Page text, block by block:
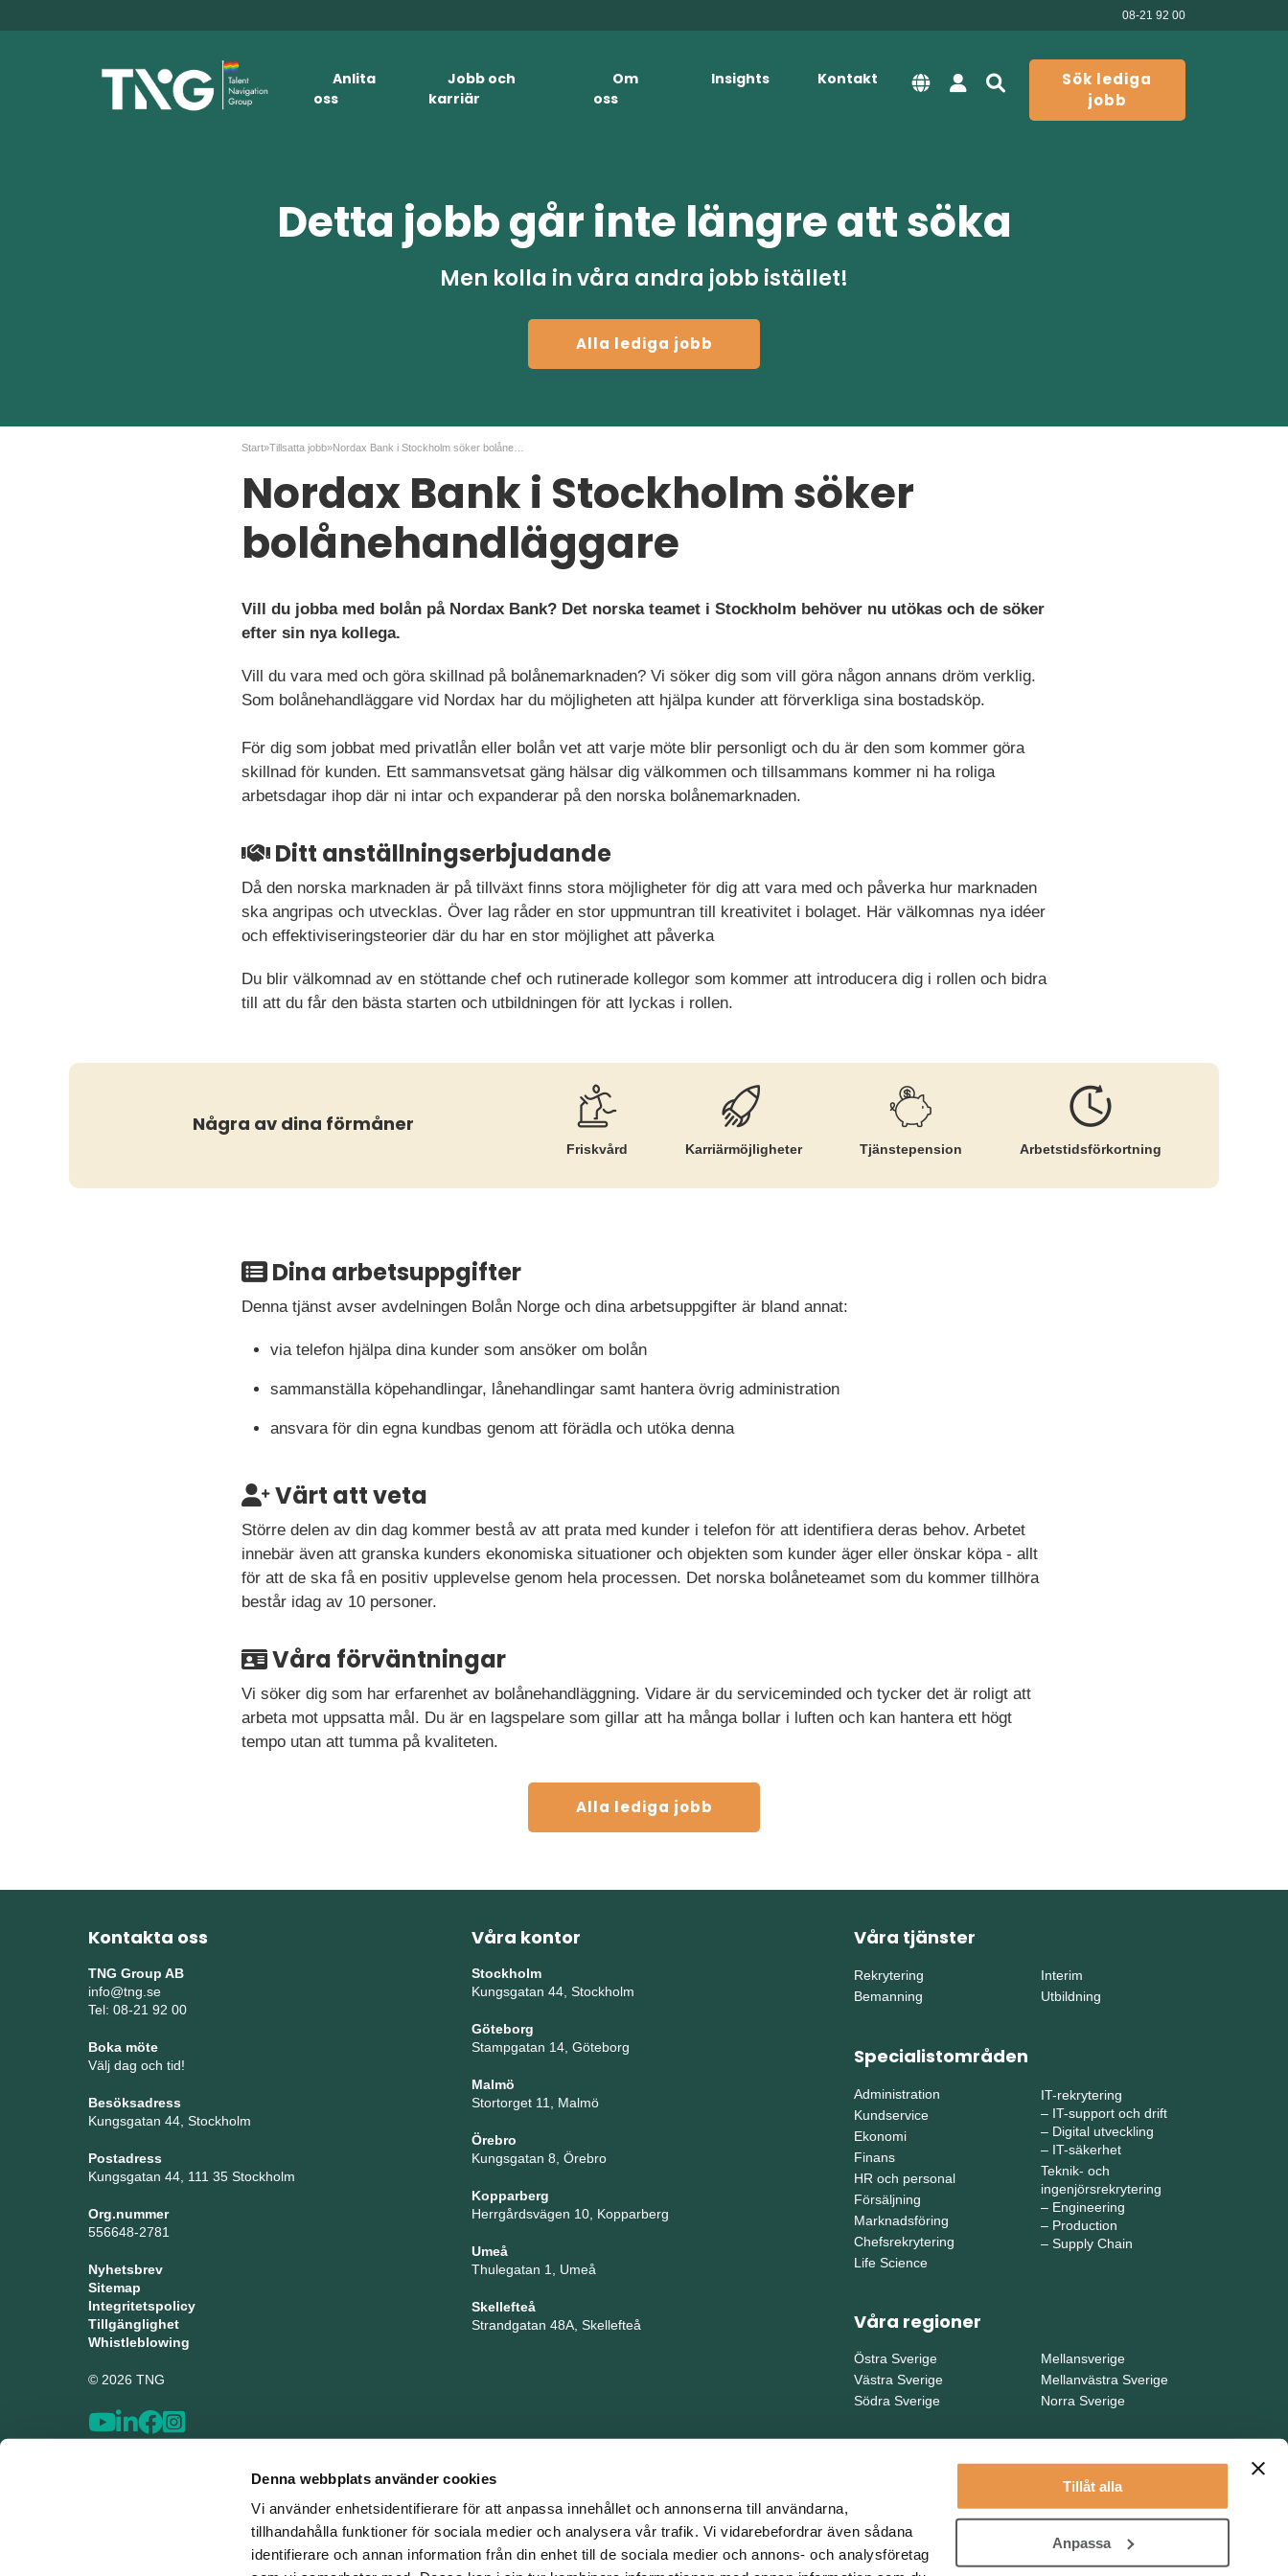
Denna webbplats använder cookies
Vi använder enhetsidentifierare för att anpassa innehållet och annonserna till användarna,
tillhandahålla funktioner för sociala medier och analysera vår trafik. Vi vidarebefordrar även sådana
identifierare och annan information från din enhet till de sociala medier och annons- och analysföretag
Tillåt alla
Anpassa
08-21 92 00
Anlita
oss
Jobb och
karriär
Om
oss
Insights Kontakt
Sök lediga
jobb
Detta jobb går inte längre att söka
Men kolla in våra andra jobb istället!
Alla lediga jobb
Start»Tillsatta jobb»
Nordax Bank i Stockholm söker
bolånehandläggare
Vill du jobba med bolån på Nordax Bank? Det norska teamet i Stockholm behöver nu utökas och de söker
efter sin nya kollega.
Vill du vara med och göra skillnad på bolånemarknaden? Vi söker dig som vill göra någon annans dröm verklig.
Som bolånehandläggare vid Nordax har du möjligheten att hjälpa kunder att förverkliga sina bostadsköp.
För dig som jobbat med privatlån eller bolån vet att varje möte blir personligt och du är den som kommer göra
skillnad för kunden. Ett sammansvetsat gäng hälsar dig välkommen och tillsammans kommer ni ha roliga
arbetsdagar ihop där ni intar och expanderar på den norska bolånemarknaden.
Ditt anställningserbjudande
Då den norska marknaden är på tillväxt finns stora möjligheter för dig att vara med och påverka hur marknaden
ska angripas och utvecklas. Över lag råder en stor uppmuntran till kreativitet i bolaget. Här välkomnas nya idéer
och effektiviseringsteorier där du har en stor möjlighet att påverka
Du blir välkomnad av en stöttande chef och rutinerade kollegor som kommer att introducera dig i rollen och bidra
till att du får den bästa starten och utbildningen för att lyckas i rollen.
Några av dina förmåner
Friskvård Karriär­möjligheter Tjänste­pension Arbetstids­förkortning
Dina arbetsuppgifter
Denna tjänst avser avdelningen Bolån Norge och dina arbetsuppgifter är bland annat:
via telefon hjälpa dina kunder som ansöker om bolån
sammanställa köpehandlingar, lånehandlingar samt hantera övrig administration
ansvara för din egna kundbas genom att förädla och utöka denna
Värt att veta
Större delen av din dag kommer bestå av att prata med kunder i telefon för att identifiera deras behov. Arbetet
innebär även att granska kunders ekonomiska situationer och objekten som kunder äger eller önskar köpa - allt
för att de ska få en positiv upplevelse genom hela processen. Det norska bolåneteamet som du kommer tillhöra
består idag av 10 personer.
Våra förväntningar
Vi söker dig som har erfarenhet av bolånehandläggning. Vidare är du serviceminded och tycker det är roligt att
arbeta mot uppsatta mål. Du är en lagspelare som gillar att ha många bollar i luften och kan hantera ett högt
tempo utan att tumma på kvaliteten.
Alla lediga jobb
Kontakta oss
TNG Group AB
info@tng.se
Tel: 08-21 92 00
Boka möte
Välj dag och tid!
Besöksadress
Kungsgatan 44, Stockholm
Postadress
Kungsgatan 44, 111 35 Stockholm
Org.nummer
556648-2781
Nyhetsbrev
Sitemap
Integritetspolicy
Tillgänglighet
Whistleblowing
© 2026 TNG
Våra kontor
Stockholm
Kungsgatan 44, Stockholm
Göteborg
Stampgatan 14, Göteborg
Malmö
Stortorget 11, Malmö
Örebro
Kungsgatan 8, Örebro
Kopparberg
Herrgårdsvägen 10, Kopparberg
Umeå
Thulegatan 1, Umeå
Skellefteå
Strandgatan 48A, Skellefteå
Våra tjänster
Rekrytering
Bemanning
Interim
Utbildning
Specialistområden
Administration
Kundservice
Ekonomi
Finans
HR och personal
Försäljning
Marknadsföring
Chefsrekrytering
Life Science
IT-rekrytering
– IT-support och drift
– Digital utveckling
– IT-säkerhet
Teknik- och
ingenjörsrekrytering
– Engineering
– Production
– Supply Chain
Våra regioner
Östra Sverige
Västra Sverige
Södra Sverige
Mellansverige
Mellanvästra Sverige
Norra Sverige